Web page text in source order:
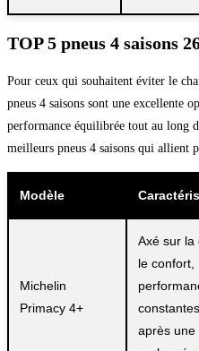
TOP 5 pneus 4 saisons
Pour ceux qui souhaitent éviter le
pneus 4 saisons sont une excellente
performance équilibrée tout au long
meilleurs pneus 4 saisons qui allient
Modèle
Michelin
Primacy 4+
Axé sur la
le confort,
après une